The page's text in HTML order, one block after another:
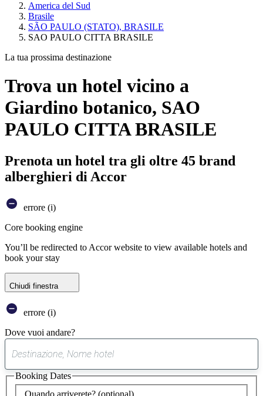
America del Sud
Brasile
SÃO PAULO (STATO), BRASILE
SAO PAULO CITTA BRASILE
La tua prossima destinazione
Trova un hotel vicino a
Giardino botanico, SAO
PAULO CITTA BRASILE
Prenota un hotel tra gli oltre 45 brand
alberghieri di Accor
errore (i)
Core booking engine
You’ll be redirected to Accor website to view available hotels and
book your stay
Chiudi finestra
errore (i)
Dove vuoi andare?
suggerimento
trovato
Quando arriverete? (optional)
Booking Dates